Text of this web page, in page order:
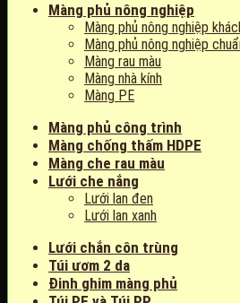
Màng phủ nông nghiệp
Màng phủ nông nghiệp
Màng phủ nông nghiệp
Màng rau màu
Màng nhà kính
Màng PE
Màng phủ công trình
Màng chống thấm HDPE
Màng che rau màu
Lưới che nắng
Lưới lan đen
Lưới lan xanh
Lưới chắn côn trùng
Túi ươm 2 da
Đinh ghim màng phủ